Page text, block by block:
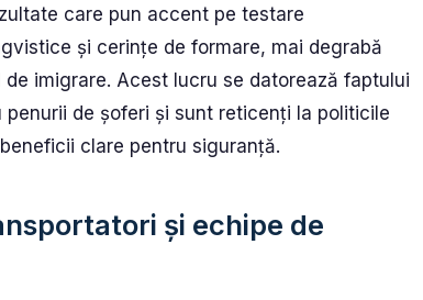
care pun accent pe testare
și cerințe de formare, mai degrabă
imigrare. Acest lucru se datorează faptului
de șoferi și sunt reticenți la politicile
clare pentru siguranță.
și echipe de